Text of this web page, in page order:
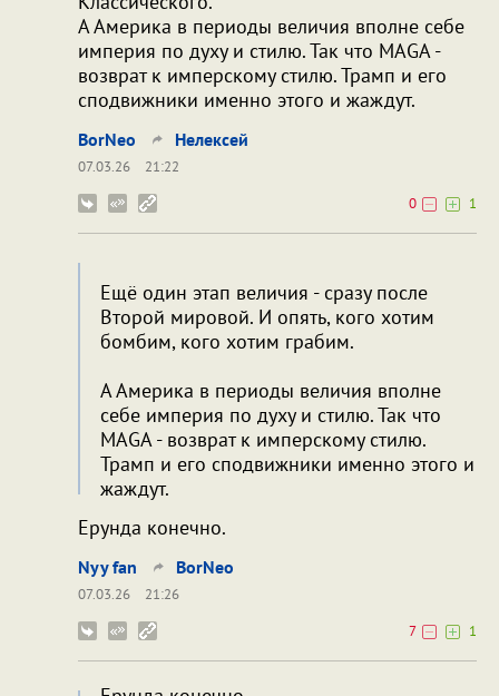
А Америка в периоды величия вполне себе
империя по духу и стилю. Так что MAGA -
возврат к имперскому стилю. Трамп и его
сподвижники именно этого и жаждут.
BorNeo Нелексей
07.03.26
21:22
0
1
Ещё один этап величия - сразу после
Второй мировой. И опять, кого хотим
бомбим, кого хотим грабим.
А Америка в периоды величия вполне
себе империя по духу и стилю. Так что
MAGA - возврат к имперскому стилю.
Трамп и его сподвижники именно этого и
жаждут.
Ерунда конечно.
Nyy fan BorNeo
07.03.26
21:26
7
1